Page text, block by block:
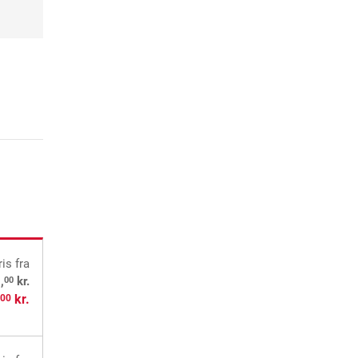
fra
00 kr.
00 kr.